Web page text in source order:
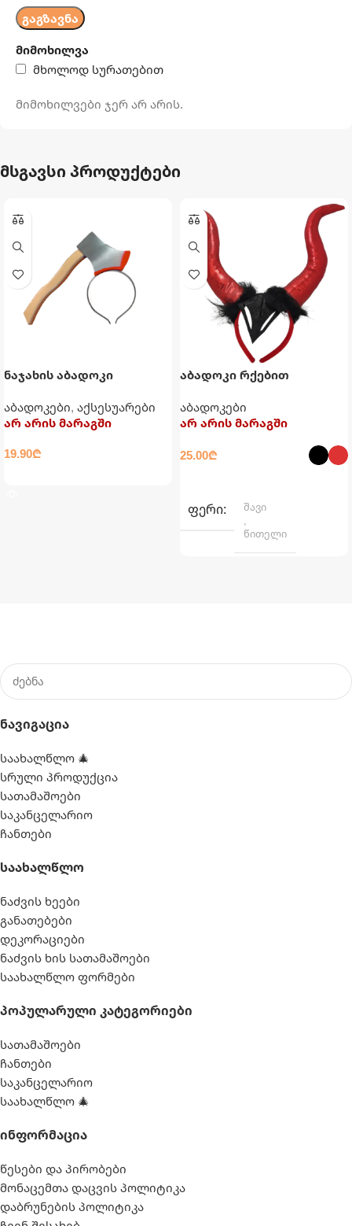
მიმოხილვა
მხოლოდ სურათებით
მიმოხილვები ჯერ არ არის.
მსგავსი პროდუქტები
ნაჯახის აბადოკი
აბადოკები, აქსესუარები
არ არის მარაგში
19.90₾
აბადოკი რქებით
აბადოკები
არ არის მარაგში
25.00₾
ᲤᲔᲠᲘ
შავი
,
წითელი
Ნავიგაცია
საახალწლო 🎄
სრული პროდუქცია
სათამაშოები
საკანცელარიო
ჩანთები
Საახალწლო
ნაძვის ხეები
განათებები
დეკორაციები
ნაძვის ხის სათამაშოები
საახალწლო ფორმები
Პოპულარული Კატეგორიები
სათამაშოები
ჩანთები
საკანცელარიო
საახალწლო 🎄
Ინფორმაცია
წესები და პირობები
მონაცემთა დაცვის პოლიტიკა
დაბრუნების პოლიტიკა